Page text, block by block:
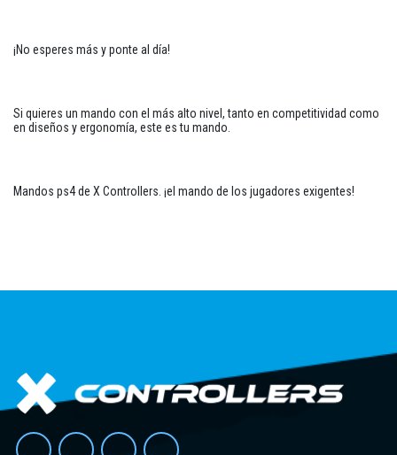
¡No esperes más y ponte al día!
Si quieres un mando con el más alto nivel, tanto en competitividad como
en diseños y ergonomía, este es tu mando.
Mandos ps4 de X Controllers. ¡el mando de los jugadores exigentes!